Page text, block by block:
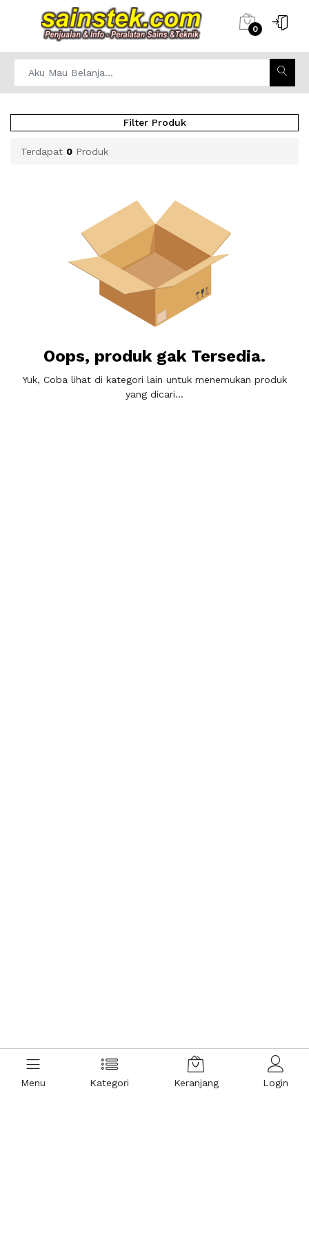
0
Menu Kategori Keranjang Login
Filter Produk
Terdapat 0 Produk
Oops, produk gak Tersedia.
Yuk, Coba lihat di kategori lain untuk menemukan produk
yang dicari...